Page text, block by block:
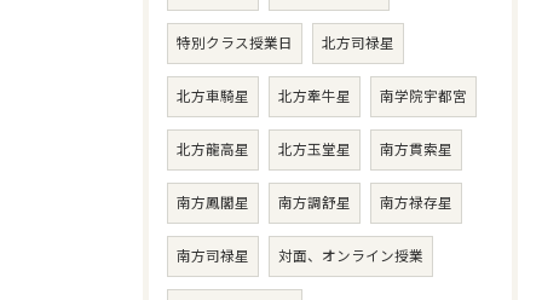
特別クラス授業日 北方司禄星
北方車騎星 北方牽牛星 南学院宇都宮
北方龍高星 北方玉堂星 南方貫索星
南方鳳閣星 南方調舒星 南方禄存星
南方司禄星 対面、オンライン授業